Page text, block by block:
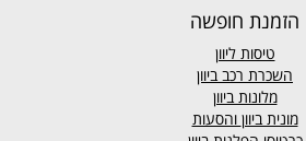
הזמנת חופשה
טיסות ליוון
השכרת רכב ביוון
מלונות ביוון
מונית ביוון והסעות